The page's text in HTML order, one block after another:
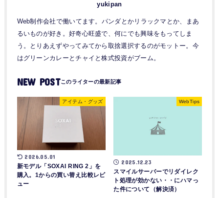
yukipan
Web制作会社で働いてます。パンダとかリラックマとか、まあ
るいものが好き。好奇心旺盛で、何にでも興味をもってしま
う。とりあえずやってみてから取捨選択するのがモットー。今
はグリーンカレーとチャイと株式投資がブーム。
NEW POST
アイテム・グッズ
2026.05.01
新モデル「SOXAI RING 2」を
購入。1からの買い替え比較レビ
ュー
WebTips
2025.12.23
スマイルサーバーでリダイレク
ト処理が効かない・・にハマっ
た件について（解決済）